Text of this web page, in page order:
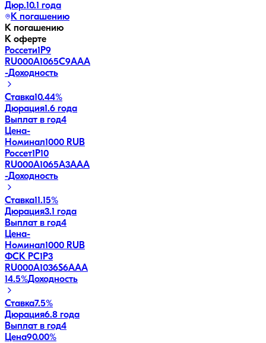
Дюр.10.1 года
К погашению
К погашению
К оферте
Россети1Р9
RU000A1065C9AAA
-Доходность
Ставка10.44%
Дюрация1.6 года
Выплат в год4
Цена-
Номинал1000 RUB
Россет1Р10
RU000A1065A3AAA
-Доходность
Ставка11.15%
Дюрация3.1 года
Выплат в год4
Цена-
Номинал1000 RUB
ФСК РС1Р3
RU000A1036S6AAA
14.5%Доходность
Ставка7.5%
Дюрация6.8 года
Выплат в год4
Цена90.00%